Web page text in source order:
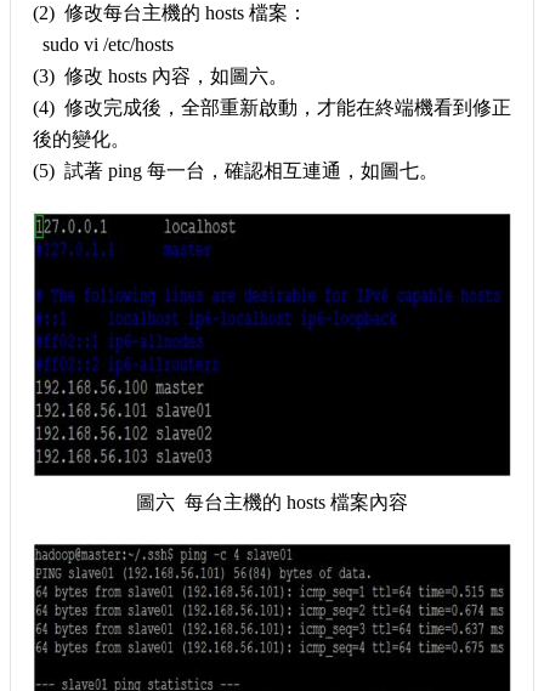
(2) 修改每台主機的 hosts 檔案：
sudo vi /etc/hosts
(3) 修改 hosts 內容，如圖六。
(4) 修改完成後，全部重新啟動，才能在終端機看到修正
後的變化。
(5) 試著 ping 每一台，確認相互連通，如圖七。
圖六 每台主機的 hosts 檔案內容